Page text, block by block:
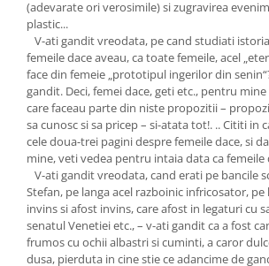
(adevarate ori verosimile) si zugravirea
plastic...
V-ati gandit vreodata, pe cand studiati
femeile dace aveau, ca toate femeile, acel
face din femeie „prototipul ingerilor din
gandit. Deci, femei dace, geti etc., pentru
care faceau parte din niste propozitii –
sa cunosc si sa pricep – si-atata tot!. .. Cititi in
cele doua-trei pagini despre femeile dace, si
mine, veti vedea pentru intaia data ca femeile
V-ati gandit vreodata, cand erati pe bancile
Stefan, pe langa acel razboinic infricosator, pe
invins si afost invins, care afost in legaturi cu
senatul Venetiei etc., – v-ati gandit ca a fost
frumos cu ochii albastri si cuminti, a caror
dusa, pierduta in cine stie ce adancime de